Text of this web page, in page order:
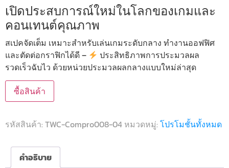
เปิดประสบการณ์ใหม่ในโลกของเกมและ
คอนเทนต์คุณภาพ
สเปคจัดเต็ม เหมาะสำหรับเล่นเกมระดับกลาง ทำงานออฟฟิศ
และตัดต่อกราฟิกได้ดี –
ประสิทธิภาพการประมวลผล
รวดเร็วฉับไว ด้วยหน่วยประมวลผลกลางแบบใหม่ล่าสุด
ซื้อสินค้า
รหัสสินค้า: TWC-Compro008-04 หมวดหมู่: โปรโมชั้นทั้งหมด
คำอธิบาย